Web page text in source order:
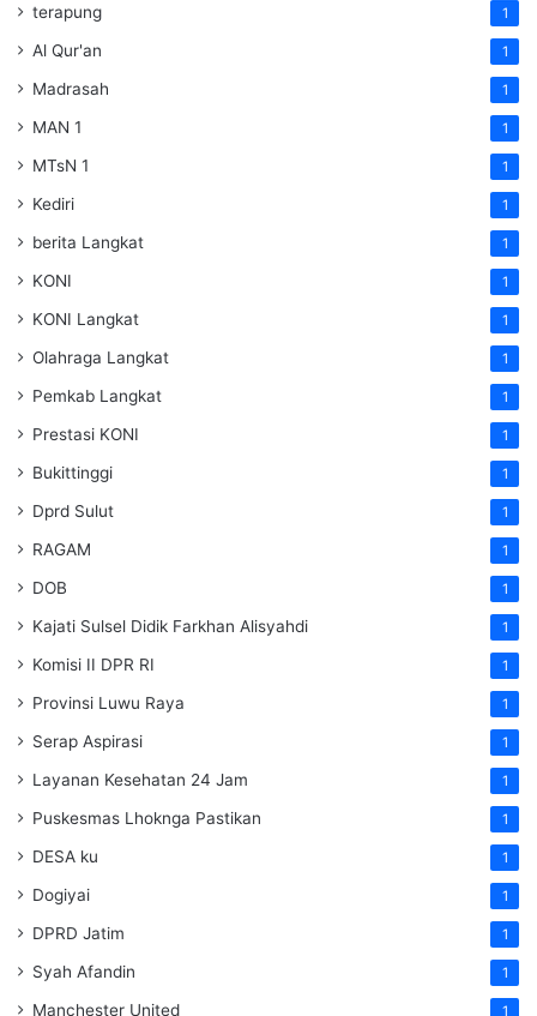
terapung 1
Al Qur'an 1
Madrasah 1
MAN 1 1
MTsN 1 1
Kediri 1
berita Langkat 1
KONI 1
KONI Langkat 1
Olahraga Langkat 1
Pemkab Langkat 1
Prestasi KONI 1
Bukittinggi 1
Dprd Sulut 1
RAGAM 1
DOB 1
Kajati Sulsel Didik Farkhan Alisyahdi 1
Komisi II DPR RI 1
Provinsi Luwu Raya 1
Serap Aspirasi 1
Layanan Kesehatan 24 Jam 1
Puskesmas Lhoknga Pastikan 1
DESA ku 1
Dogiyai 1
DPRD Jatim 1
Syah Afandin 1
Manchester United 1